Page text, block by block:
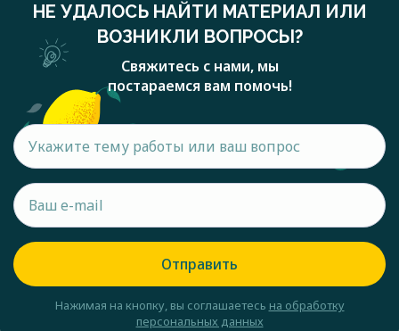
НЕ УДАЛОСЬ НАЙТИ МАТЕРИАЛ ИЛИ
ВОЗНИКЛИ ВОПРОСЫ?
Свяжитесь с нами, мы
постараемся вам помочь!
Отправить
Нажимая на кнопку, вы соглашаетесь на обработку
персональных данных